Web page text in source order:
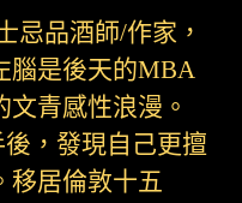
忌品酒師/作家，
腦是後天的MBA
青感性浪漫。
，發現自己更擅
移居倫敦十五